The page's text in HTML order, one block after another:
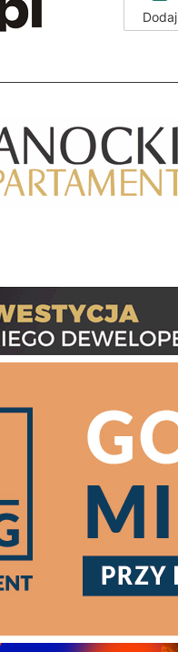
Dodaj